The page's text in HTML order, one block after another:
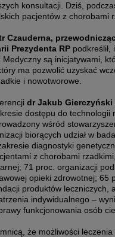
konsultacji. Dziś,
pacjentów z chorobami
Czauderna,
Prezydenta RP
są inicjatywami,
ma pozwolić uzyskać
i nowotworowe.
dr Jakub Gierczyński
dostępu do
wśród
biorących udział w
diagnostyki
z chorobami
71 proc. organizacji
opieki zdrowotnej; 65
produktów leczniczych,
indywidualnego –
funkcjonowania osób
że możliwości